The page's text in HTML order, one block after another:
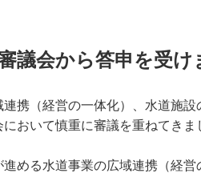
議会から答申を受け
携（経営の一体化）、水道施
おいて慎重に審議を重ねてき
める水道事業の広域連携（経